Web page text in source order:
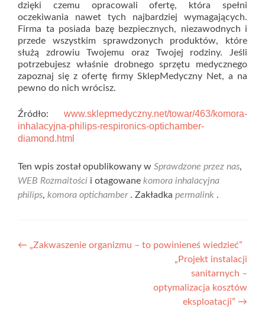
dzięki czemu opracowali ofertę, która spełni
oczekiwania nawet tych najbardziej wymagających.
Firma ta posiada bazę bezpiecznych, niezawodnych i
przede wszystkim sprawdzonych produktów, które
służą zdrowiu Twojemu oraz Twojej rodziny. Jeśli
potrzebujesz właśnie drobnego sprzętu medycznego
zapoznaj się z ofertę firmy SklepMedyczny Net, a na
pewno do nich wrócisz.
Źródło: www.sklepmedyczny.net/towar/463/komora-
inhalacyjna-philips-respironics-optichamber-
diamond.html
Ten wpis został opublikowany w Sprawdzone przez nas,
WEB Rozmaitości i otagowane komora inhalacyjna
philips, komora optichamber. Zakładka permalink .
Nawigacja
← „Zakwaszenie organizmu – to powinieneś wiedzieć”
„Projekt instalacji
sanitarnych –
optymalizacja kosztów
eksploatacji” →